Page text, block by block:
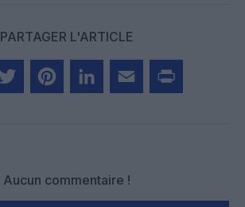
PARTAGER L'ARTICLE
Aucun commentaire !